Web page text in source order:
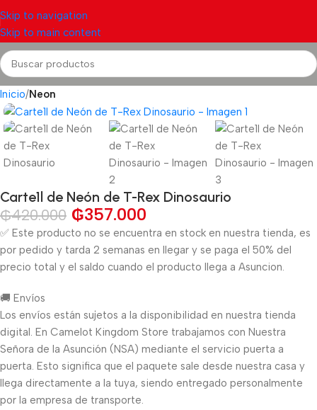
Skip to navigation
Skip to main content
Inicio Neon
Carte1l de Neón de T-Rex Dinosaurio
₲420.000 ₲357.000
✅ Este producto no se encuentra en stock en nuestra tienda, es
por pedido y tarda 2 semanas en llegar y se paga el 50% del
precio total y el saldo cuando el producto llega a Asuncion.
🚚 Envíos
Los envíos están sujetos a la disponibilidad en nuestra tienda
digital. En Camelot Kingdom Store trabajamos con Nuestra
Señora de la Asunción (NSA) mediante el servicio puerta a
puerta. Esto significa que el paquete sale desde nuestra casa y
llega directamente a la tuya, siendo entregado personalmente
por la empresa de transporte.